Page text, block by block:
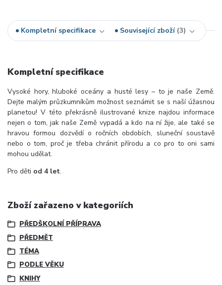
Kompletní specifikace Související zboží 3
Kompletní specifikace
Vysoké hory, hluboké oceány a husté lesy – to je naše Země.
Dejte malým průzkumníkům možnost seznámit se s naší úžasnou
planetou! V této překrásně ilustrované knize najdou informace
nejen o tom, jak naše Země vypadá a kdo na ní žije, ale také se
hravou formou dozvědí o ročních obdobích, sluneční soustavě
nebo o tom, proč je třeba chránit přírodu a co pro to oni sami
mohou udělat.
Pro děti od 4 let.
Zboží zařazeno v kategoriích
PŘEDŠKOLNÍ PŘÍPRAVA
PŘEDMĚT
TÉMA
PODLE VĚKU
KNIHY